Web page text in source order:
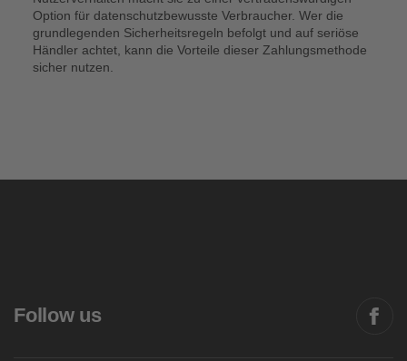
Option für datenschutzbewusste Verbraucher. Wer die
grundlegenden Sicherheitsregeln befolgt und auf seriöse
Händler achtet, kann die Vorteile dieser Zahlungsmethode
sicher nutzen.
Follow us